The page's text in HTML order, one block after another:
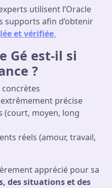
utilisent l’Oracle
supports afin d’obtenir
et vérifiée.
Gé est-il si
?
précise
(court, moyen, long
réels (amour, travail,
apprécié pour sa
des situations et des